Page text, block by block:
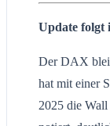
Update folgt
Der DAX
hat mit einer
2025 die